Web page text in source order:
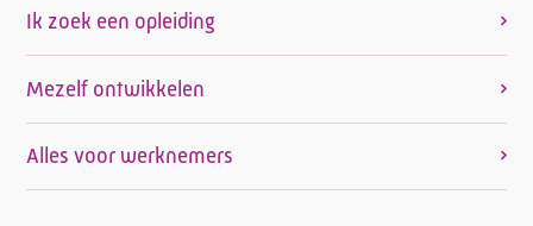
Ik zoek een opleiding
Mezelf ontwikkelen
Alles voor werknemers